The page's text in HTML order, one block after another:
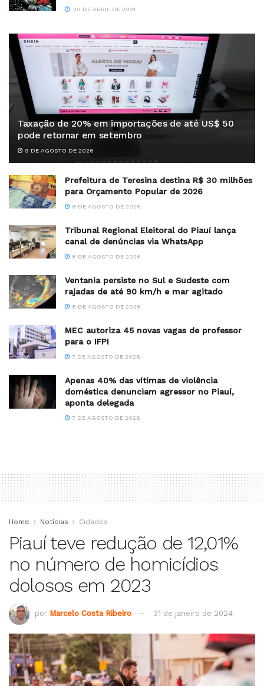
20 DE ABRIL DE 2021
Taxação de 20% em importações de até US$ 50
pode retornar em setembro
9 DE AGOSTO DE 2026
Prefeitura de Teresina destina R$ 30 milhões
para Orçamento Popular de 2026
8 DE AGOSTO DE 2026
Tribunal Regional Eleitoral do Piauí lança
canal de denúncias via WhatsApp
8 DE AGOSTO DE 2026
Ventania persiste no Sul e Sudeste com
rajadas de até 90 km/h e mar agitado
8 DE AGOSTO DE 2026
MEC autoriza 45 novas vagas de professor
para o IFPI
7 DE AGOSTO DE 2026
Apenas 40% das vítimas de violência
doméstica denunciam agressor no Piauí,
aponta delegada
7 DE AGOSTO DE 2026
Home Notícias Cidades
Piauí teve redução de 12,01%
no número de homicídios
dolosos em 2023
por Marcelo Costa Ribeiro 31 de janeiro de 2024